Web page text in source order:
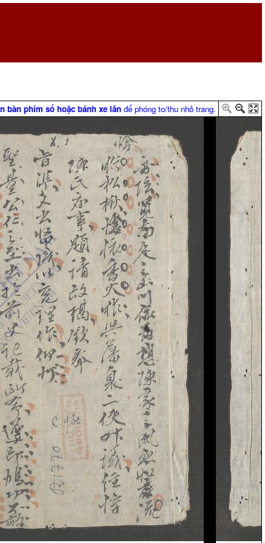
bàn phím số hoặc bánh xe lăn để phóng to/thu nhỏ trang.